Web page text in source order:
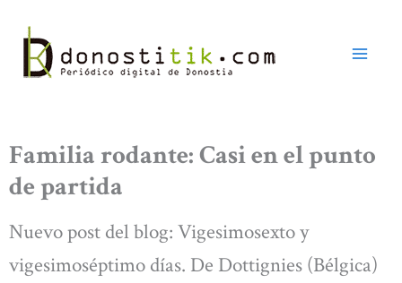
contenido
Familia rodante: Casi en el punto
de partida
Nuevo post del blog: Vigesimosexto y
vigesimoséptimo días. De Dottignies (Bélgica)